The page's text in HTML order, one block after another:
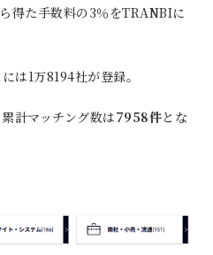
得た手数料の3％をTRANBIに
は1万8194社が登録。
計マッチング数は7958件とな